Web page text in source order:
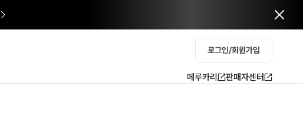
로그인/회원가입
메루카리 판매자센터